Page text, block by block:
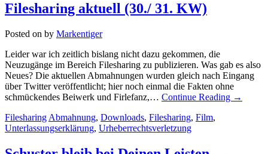
Filesharing aktuell (30./ 31. KW)
Posted on by Markentiger
Leider war ich zeitlich bislang nicht dazu gekommen, die
Neuzugänge im Bereich Filesharing zu publizieren. Was gab es also
Neues? Die aktuellen Abmahnungen wurden gleich nach Eingang
über Twitter veröffentlicht; hier noch einmal die Fakten ohne
schmückendes Beiwerk und Firlefanz,… Continue Reading →
Filesharing Abmahnung, Downloads, Filesharing, Film,
Unterlassungserklärung, Urheberrechtsverletzung